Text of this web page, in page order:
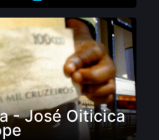
- José Oiticica